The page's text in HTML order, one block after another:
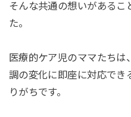
そんな共通の想いがあるこ
た。
医療的ケア児のママたち
調の変化に即座に対応でき
りがちです。